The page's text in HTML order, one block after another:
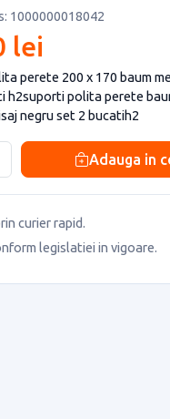
1000000018042
lei
perete 200 x 170 baum
h2suporti polita perete
negru set 2 bucatih2
Adauga in
curier rapid.
legislatiei in vigoare.